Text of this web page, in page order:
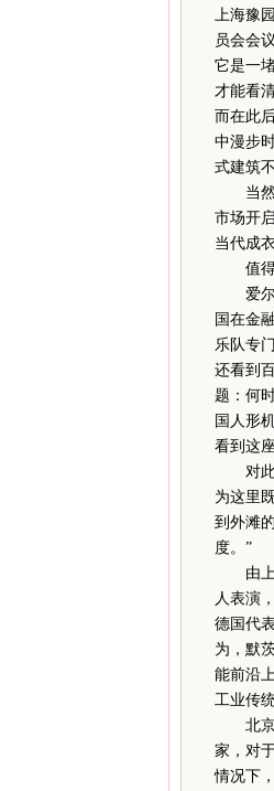
上海豫
员会会
它是一
才能看
而在此
中漫步
式建筑
当然，
市场开
当代成
值得一
爱尔兰
国在金
乐队专
还看到
题：何
国人形
看到这
对此，
为这里
到外滩
度。”
由上海
人表演
德国代
为，默
能前沿
工业传
北京外
家，对
情况下